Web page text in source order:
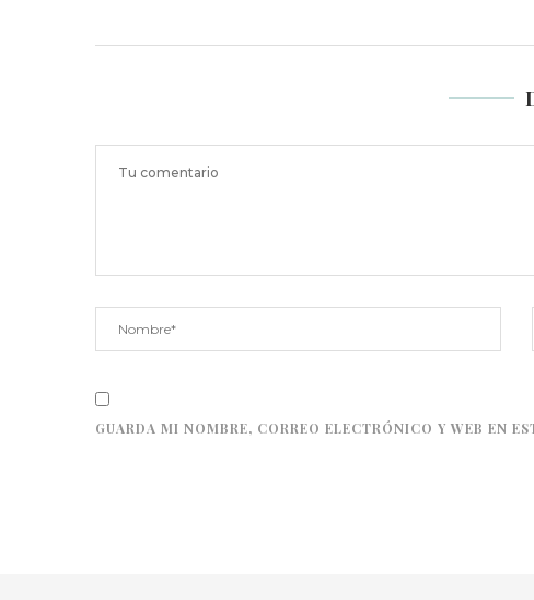
GUARDA MI NOMBRE, CORREO ELECTRÓNICO Y WEB EN